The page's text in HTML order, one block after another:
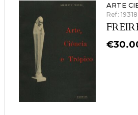
ARTE
Ref: 19318
€